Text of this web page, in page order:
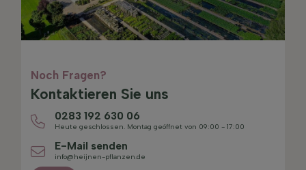
Noch Fragen?
Kontaktieren Sie uns
0283 192 630 06
Heute geschlossen. Montag geöffnet von 09:00 - 17:00
E-Mail senden
info@heijnen-pflanzen.de